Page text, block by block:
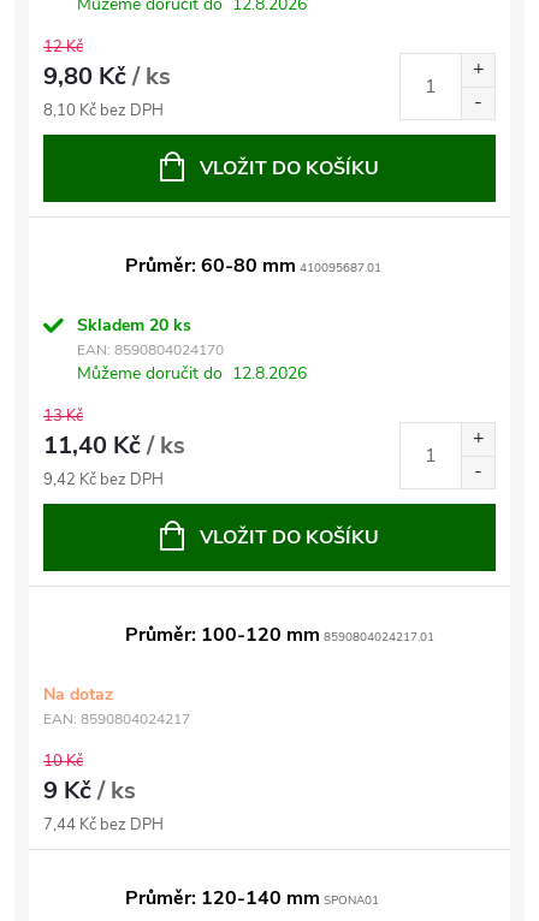
12 Kč
9,80 Kč/ ks
8,10 Kč bez DPH
VLOŽIT DO KOŠÍKU
Průměr: 60-80 mm 410095687.01
Skladem 20 ks
EAN: 8590804024170
Můžeme doručit do 12.8.2026
13 Kč
11,40 Kč/ ks
9,42 Kč bez DPH
VLOŽIT DO KOŠÍKU
Průměr: 100-120 mm 8590804024217.01
Na dotaz
EAN: 8590804024217
10 Kč
9 Kč/ ks
7,44 Kč bez DPH
Průměr: 120-140 mm SPONA01